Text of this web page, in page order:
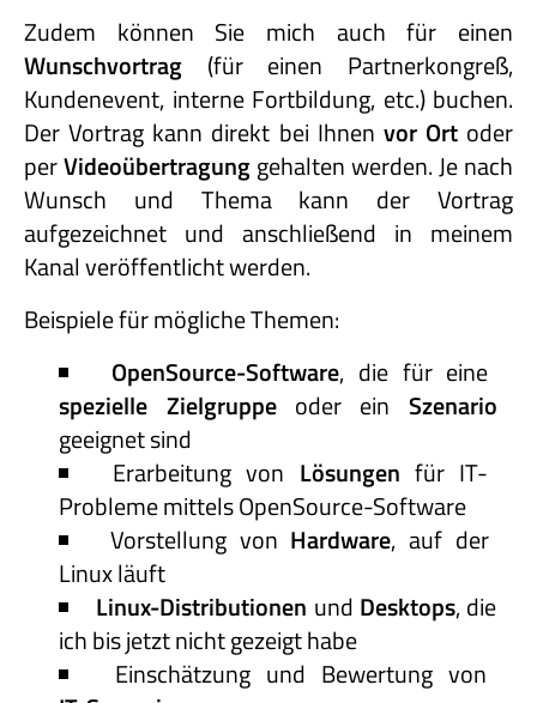
Zudem können Sie mich auch für einen
Wunschvortrag (für einen Partnerkongreß,
Kundenevent, interne Fortbildung, etc.) buchen.
Der Vortrag kann direkt bei Ihnen vor Ortoder
perVideoübertragunggehalten werden. Je nach
Wunsch und Thema kann der Vortrag
aufgezeichnet und anschließend in meinem
Kanal veröffentlicht werden.
Beispiele für mögliche Themen:
OpenSource-Software, die für eine
spezielle Zielgruppeoder ein Szenario
geeignet sind
Erarbeitung von Lösungen für IT-
Probleme mittels OpenSource-Software
Vorstellung von Hardware, auf der
Linux läuft
Linux-Distributionen und Desktops, die
ich bis jetzt nicht gezeigt habe
Einschätzung und Bewertung von